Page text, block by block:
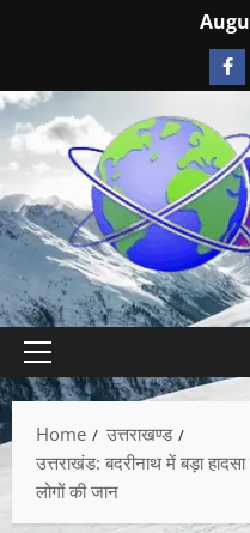
Home
उत्तराखण्ड
उत्तराखंड: बदरीनाथ में बड़ा
लोगों की जान